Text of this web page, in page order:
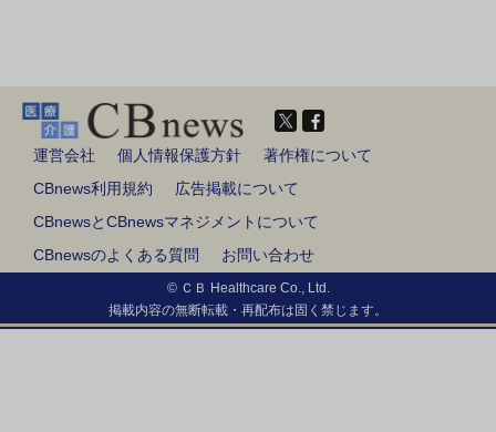
運営会社 個人情報保護方針
著作権について
CBnews利用規約
広告掲載について
CBnewsとCBnewsマネジメントについて
CBnewsのよくある質問
お問い合わせ
© ＣＢ Healthcare Co., Ltd.
掲載内容の無断転載・再配布は固く禁じます。